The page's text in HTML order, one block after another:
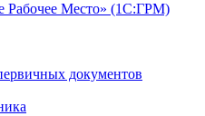
Рабочее Место» (1С:ГРМ)
документов